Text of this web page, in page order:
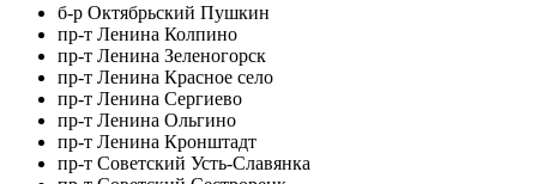
б-р Октябрьский Пушкин
пр-т Ленина Колпино
пр-т Ленина Зеленогорск
пр-т Ленина Красное село
пр-т Ленина Сергиево
пр-т Ленина Ольгино
пр-т Ленина Кронштадт
пр-т Советский Усть-Славянка